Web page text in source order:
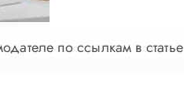
по ссылкам в статье